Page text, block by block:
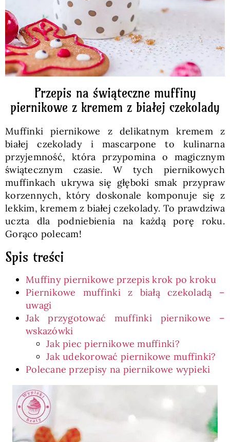
Polski
Przepis na świąteczne muffiny
piernikowe z kremem z białej czekolady
Muffinki piernikowe z delikatnym kremem z
białej czekolady i mascarpone to kulinarna
przyjemność, która przypomina o magicznym
świątecznym czasie. W tych piernikowych
muffinkach ukrywa się głęboki smak przypraw
korzennych, który doskonale komponuje się z
lekkim, kremem z białej czekolady. To prawdziwa
uczta dla podniebienia na każdą porę roku.
Gorąco polecam!
Spis treści
Muffiny piernikowe przepis krok po kroku
Piernikowe muffinki z białą czekoladą –
uwagi
Jak przygotować muffinki piernikowe –
wskazówki
Jak piec piernikowe muffinki?
Jak udekorować piernikowe muffinki?
Polecane przepisy na piernikowe wypieki